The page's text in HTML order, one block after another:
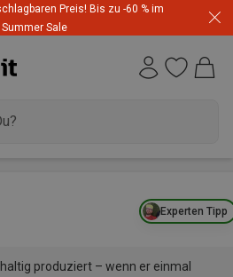
Preis! Bis zu -60 % im
Summer Sale
Experten Tipp
produziert – wenn er einmal